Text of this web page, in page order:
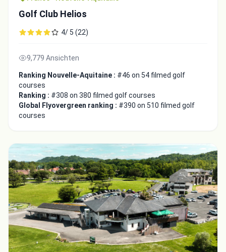
Golf Club Helios
4/ 5 (22)
9,779 Ansichten
Ranking Nouvelle-Aquitaine : #46 on 54 filmed golf
courses
Ranking : #308 on 380 filmed golf courses
Global Flyovergreen ranking : #390 on 510 filmed golf
courses